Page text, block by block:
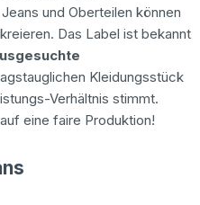
und Oberteilen können
Das Label ist bekannt
Kleidungsstück
Verhältnis stimmt.
eine faire Produktion!